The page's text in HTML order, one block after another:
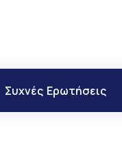
Συχνές Ερωτήσεις